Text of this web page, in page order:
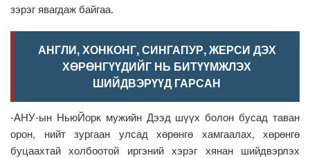
зэрэг явагдаж байгаа.
АНГЛИ, ХОНКОНГ, СИНГАПУР, ЖЕРСИ ДЭХ
ХӨРӨНГҮҮДИЙГ НЬ БИТҮҮМЖЛЭХ
ШИЙДВЭРҮҮД ГАРСАН
-АНУ-ын НьюЙорк мужийн Дээд шүүх болон бусад таван
орон, нийт зургаан улсад хөрөнгө хамгаалах, хөрөнгө
буцаахтай холбоотой иргэний хэрэг хянан шийдвэрлэх